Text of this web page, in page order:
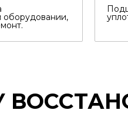
оборудовании,